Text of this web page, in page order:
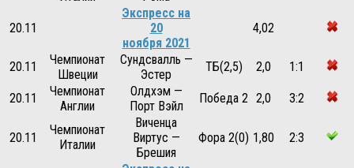
20.11
Экспресс на
20
ноября 2021
4,02
20.11
Чемпионат
Швеции
Сундсвалль —
Эстер
ТБ(2,5) 2,0 1:1
20.11
Чемпионат
Англии
Олдхэм —
Порт Вэйл
Победа 2 2,0 3:2
20.11
Чемпионат
Италии
Виченца
Виртус —
Брешия
Фора 2(0) 1,80 2:3